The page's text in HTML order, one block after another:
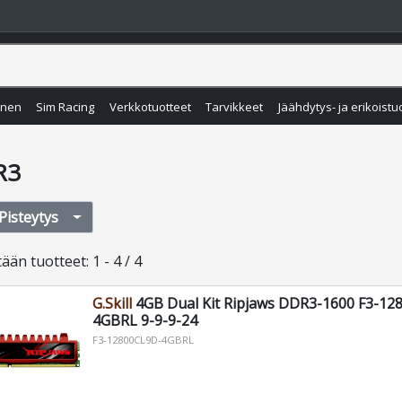
Sim Racing Verkkotuotteet Tarvikkeet Jäähdytys- ja
Pisteytys
tuotteet: 1 - 4 / 4
G.Skill4GB Dual Kit Ripjaws DDR3-1600 F3-
4GBRL 9-9-9-24
F3-12800CL9D-4GBRL